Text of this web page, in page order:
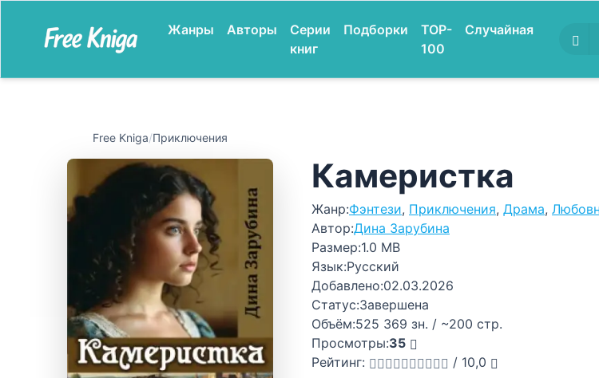
Жанры Авторы
Серии
книг
Подборки
TOP-
100
Случайная
Free Kniga/Приключения
Камеристка
Жанр:Фэнтези, Приключения, Драма,
Автор:Дина Зарубина
Размер:1.0 MB
Язык:Русский
Добавлено:02.03.2026
Статус:Завершена
Объём:525 369 зн. / ~200 стр.
Просмотры:35
Рейтинг:
/ 10,0